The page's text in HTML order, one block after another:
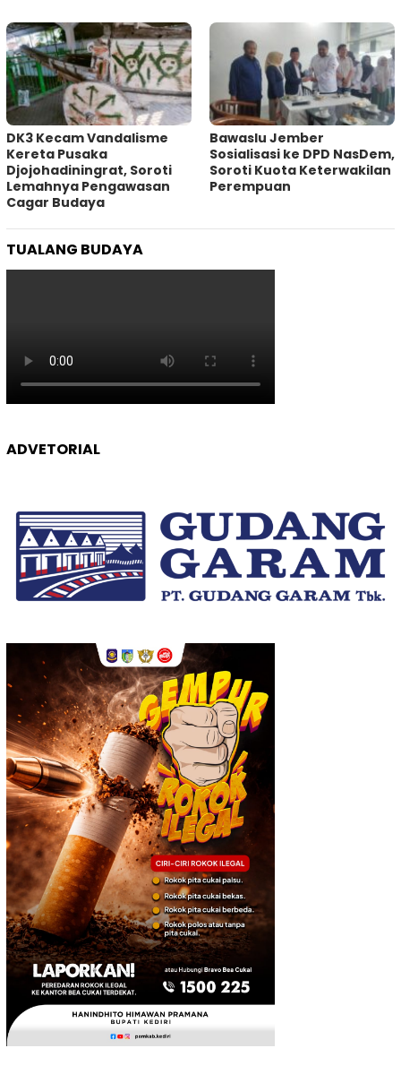
DK3 Kecam Vandalisme
Kereta Pusaka
Djojohadiningrat, Soroti
Lemahnya Pengawasan
Cagar Budaya
Bawaslu Jember
Sosialisasi ke DPD NasDem,
Soroti Kuota Keterwakilan
Perempuan
TUALANG BUDAYA
ADVETORIAL